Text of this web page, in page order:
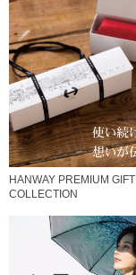
HANWAY PREMIUM GIFT
COLLECTION